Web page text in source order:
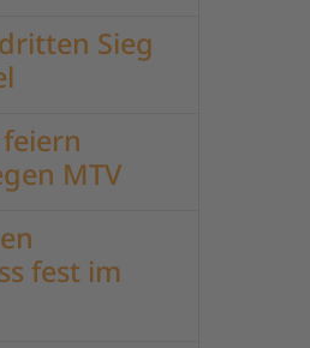
Sieg
MTV
fest im